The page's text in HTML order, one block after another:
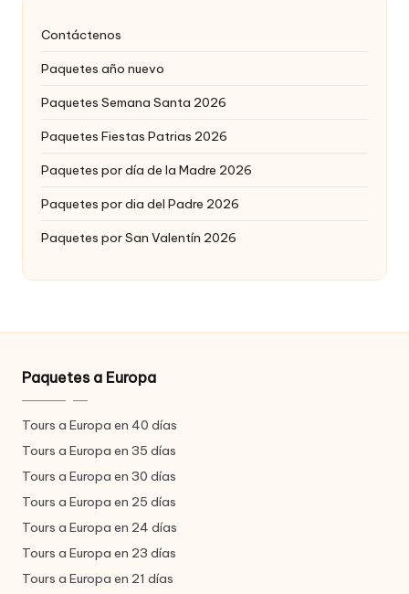
Contáctenos
Paquetes año nuevo
Paquetes Semana Santa 2026
Paquetes Fiestas Patrias 2026
Paquetes por día de la Madre 2026
Paquetes por dia del Padre 2026
Paquetes por San Valentín 2026
Paquetes a Europa
Tours a Europa en 40 días
Tours a Europa en 35 días
Tours a Europa en 30 días
Tours a Europa en 25 días
Tours a Europa en 24 días
Tours a Europa en 23 días
Tours a Europa en 21 días